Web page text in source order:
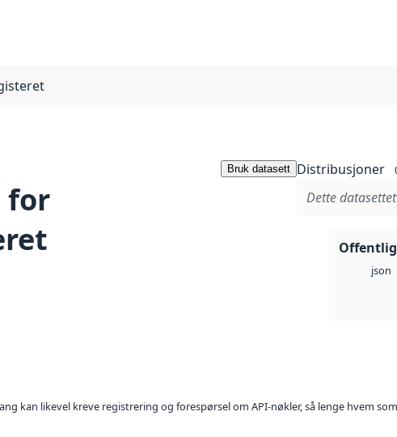
for
Bruk datasett Distribusjoner
Dette
json
kan likevel kreve registrering og forespørsel om API-nøkler, så lenge hvem